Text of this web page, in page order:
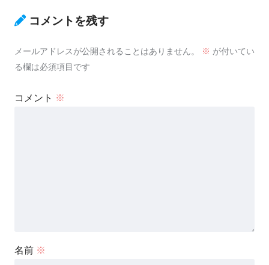
コメントを残す
メールアドレスが公開されることはありません。 ※ が付いてい
る欄は必須項目です
コメント ※
名前 ※